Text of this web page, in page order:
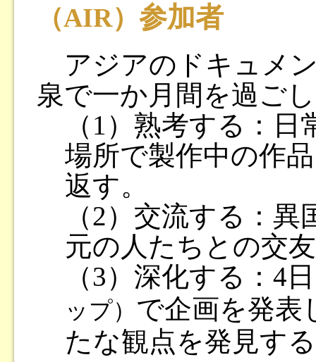
（AIR） 参加者
アジアのドキュメ
泉で一か月間を過ご
（1）熟考する：
場所で製作中の作
返す。
（2）交流する：
元の人たちとの交
（3）深化する：4
ップ） で企画を発表
たな観点を発見す